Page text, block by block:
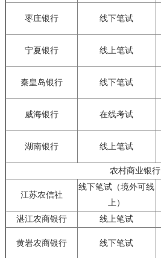
枣庄银行 线下笔试
宁夏银行 线上笔试
秦皇岛银行 线下笔试
威海银行 在线考试
湖南银行 线上笔试
农村商业银行
江苏农信社
线下笔试（境外可线
上）
湛江农商银行
线上笔试
黄岩农商银行 线下笔试